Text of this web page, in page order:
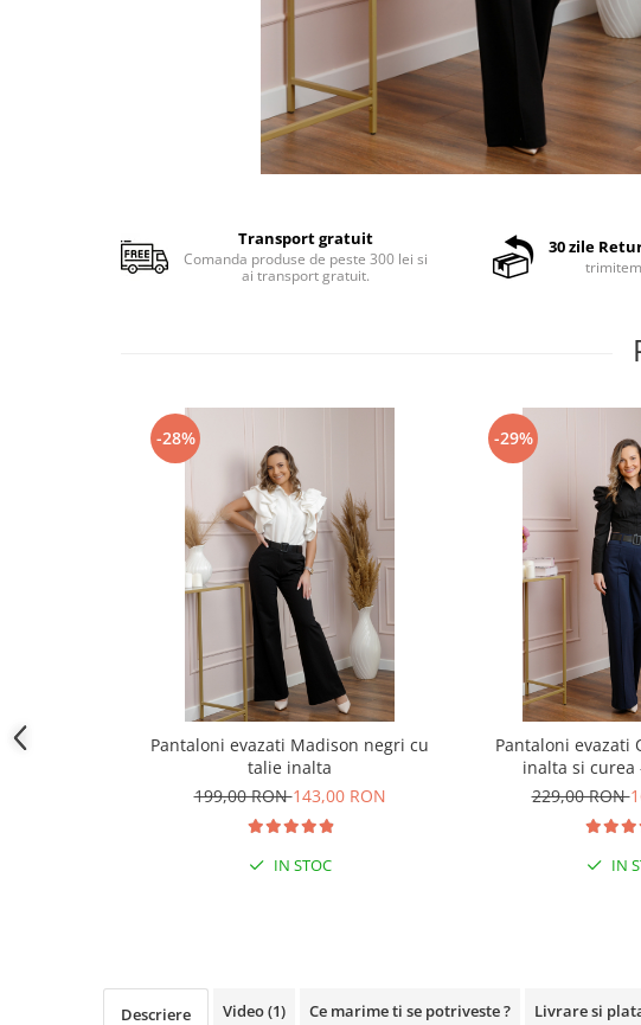
Transport gratuit
Comanda produse de peste 300 lei si
ai transport gratuit.
30 zile
-28%
Pantaloni evazati Madison negri cu
talie inalta
199,00 RON143,00 RON
IN STOC
-29%
Pantaloni evazati
inalta si curea
229,00 RON
IN
Descriere Video(1) Ce marime ti se potriveste ? Livrare si